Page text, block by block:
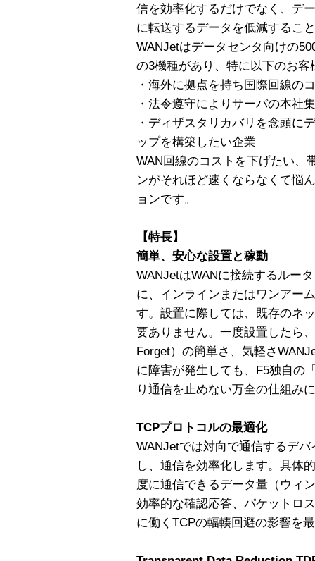
信を効率化するだけでなく、デ
に転送するデータを低減するこ
WANJetはデータセンタ向けの
の3機種があり、特に以下のお
・海外に拠点を持ち国際回線の
・法令遵守によりサーバの本社
・ディザスタリカバリを念頭に
ップを構築したい企業
WAN回線のコストを下げたい、
ンがそれほど速くならなくて悩
ョンです。
【特長】
簡単、安心な設置と稼動
WANJetはWANに接続するルー
に、インラインまたはワンアー
す。設置に際しては、既存のネ
要ありません。一度設置したら
Forget）の簡単さ、気軽さ
に障害が発生しても、F5独自の
り通信を止めない万全の仕組み
TCPプロトコルの最適化
WANJetでは対向で通信するデ
し、通信を効率化します。具体
度に通信できるデータ量（ウィ
効率的な確認応答、パケットロ
に働くTCPの輻輳回避の影響を